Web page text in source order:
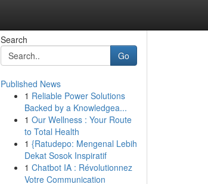
Search
Go
Published News
1 Reliable Power Solutions
Backed by a Knowledgea...
1 Our Wellness : Your Route
to Total Health
1 {Ratudepo: Mengenal Lebih
Dekat Sosok Inspiratif
1 Chatbot IA : Révolutionnez
Votre Communication